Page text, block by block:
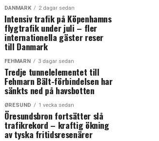
DANMARK 2 dagar sedan
Intensiv trafik på Köpenhamns
flygtrafik under juli – fler
internationella gäster reser
till Danmark
FEHMARN 3 dagar sedan
Tredje tunnelelementet till
Fehmarn Bält-förbindelsen har
sänkts ned på havsbotten
ØRESUND 1 vecka sedan
Öresundsbron fortsätter slå
trafikrekord – kraftig ökning
av tyska fritidsresenärer